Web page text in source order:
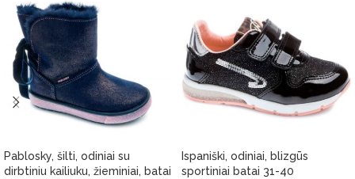
Pablosky, šilti, odiniai su
dirbtiniu kailiuku, žieminiai, batai
Ispaniški, odiniai, blizgūs
sportiniai batai 31-40